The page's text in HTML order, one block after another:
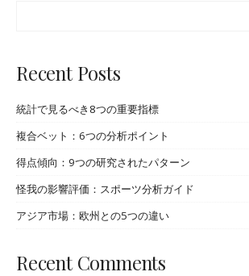
Recent Posts
統計で見るべき8つの重要指標
複合ベット：6つの分析ポイント
得点傾向：9つの研究されたパターン
怪我の影響評価：スポーツ分析ガイド
アジア市場：欧州との5つの違い
Recent Comments